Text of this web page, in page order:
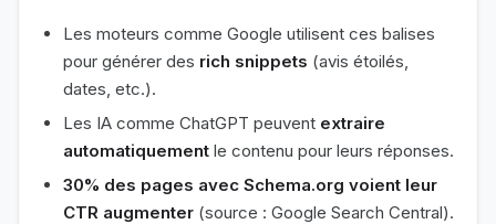
Les moteurs comme Google utilisent ces balises
pour générer des rich snippets (avis étoilés,
dates, etc.).
Les IA comme ChatGPT peuvent extraire
automatiquement le contenu pour leurs réponses.
30% des pages avec Schema.org voient leur
CTR augmenter (source : Google Search Central).